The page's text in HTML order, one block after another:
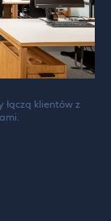
łączą klientów z